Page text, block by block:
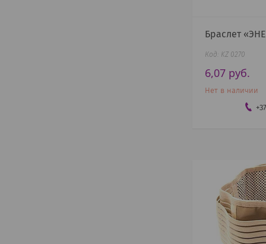
Браслет
KZ 0270
6,07 руб.
Нет в наличии